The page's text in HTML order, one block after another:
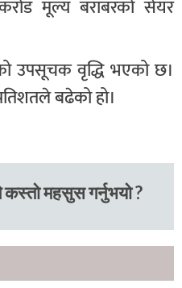
मूल्य बराबरको सेयर
उपसूचक वृद्धि भएको छ।
बढेको हो।
कस्तो महसुस गर्नुभयो ?